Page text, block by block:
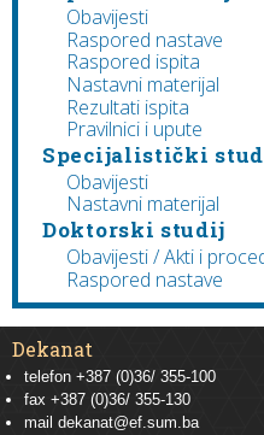
Obavijesti
Raspored nastave
Raspored ispita
Nastavni materijal
Rezultati ispita
Pravilnici i upute
Specijalistički
Obavijesti
Nastavni materijal
Doktorski studij
Obavijesti / Akti i
Raspored nastave
Dekanat
telefon +387 (0)36/ 355-100
fax +387 (0)36/ 355-130
mail dekanat@ef.sum.ba